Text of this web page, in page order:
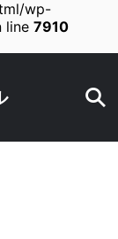
wp-
line 7910